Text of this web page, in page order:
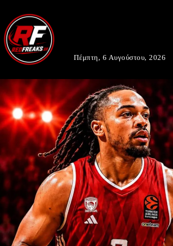
Πέμπτη, 6 Αυγούστου, 2026